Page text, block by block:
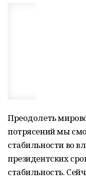
Преодолеть
потрясений мы
стабильности во
президентских
стабильность.